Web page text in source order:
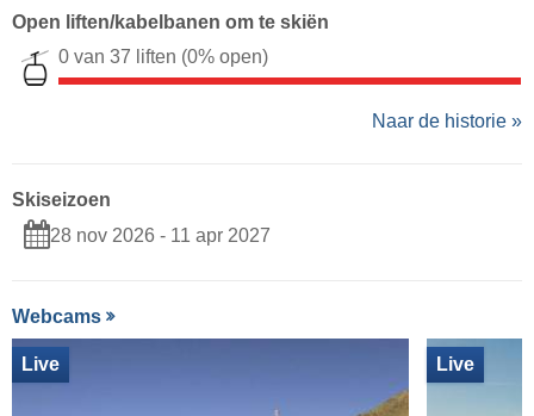
Open liften/kabelbanen om te skiën
0 van 37 liften (0% open)
Naar de historie »
Skiseizoen
28 nov 2026 - 11 apr 2027
Webcams
Live Live